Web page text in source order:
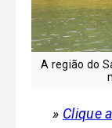
A região do
» Clique